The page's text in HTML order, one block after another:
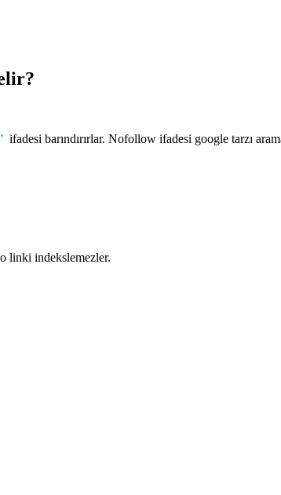
ifadesi barındırırlar. Nofollow ifadesi google tarzı
linki indekslemezler.